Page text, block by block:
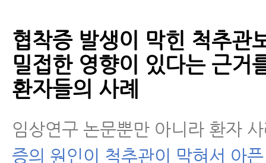
협착증 발생이 막힌 척추관
밀접한 영향이 있다는 근거
환자들의 사례
임상연구 논문뿐만 아니라 환자
증의 원인이 척추관이 막혀서 아